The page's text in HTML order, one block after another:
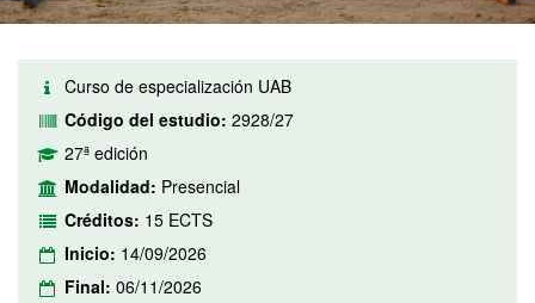
Curso de especialización UAB
Código del estudio: 2928/27
27ª edición
Modalidad: Presencial
Créditos: 15 ECTS
Inicio: 14/09/2026
Final: 06/11/2026